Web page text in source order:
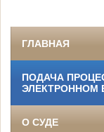
ГЛАВНАЯ
ПОДАЧА
ЭЛЕКТРОННОМ
О СУДЕ